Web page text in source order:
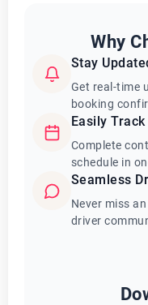
Why
Stay
Get real-time
booking
Easily
Complete
schedule in
Seamless
Never miss
driver